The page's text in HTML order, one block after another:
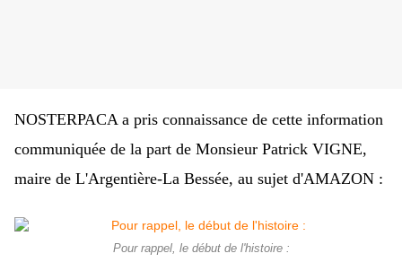
NOSTERPACA a pris connaissance de cette information
communiquée de la part de Monsieur Patrick VIGNE,
maire de L'Argentière-La Bessée, au sujet d'AMAZON :
Pour rappel, le début de l'histoire :